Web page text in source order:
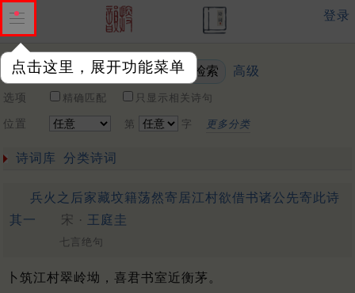
点击这里，展开功能菜单
登录
关键词 高级
选项 精确匹配 只显示相关诗句
位置 第 字 更多分类
诗词库 分类诗词
兵火之后家藏坟籍荡然寄居江村欲借书诸公先寄此诗
其一
宋 · 王庭圭
七言绝句
卜筑江村翠岭坳，喜君书室近衡茅。